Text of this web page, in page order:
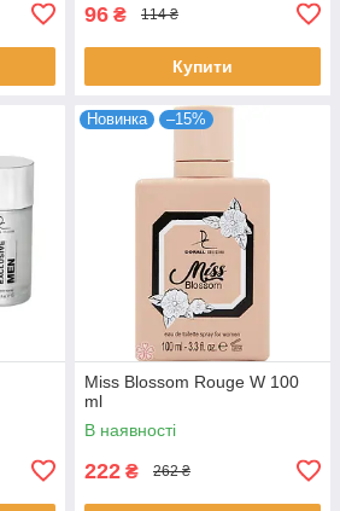
96 ₴ 114 ₴
Купити
Новинка –15%
Miss Blossom Rouge W 100
ml
В наявності
222 ₴ 262 ₴